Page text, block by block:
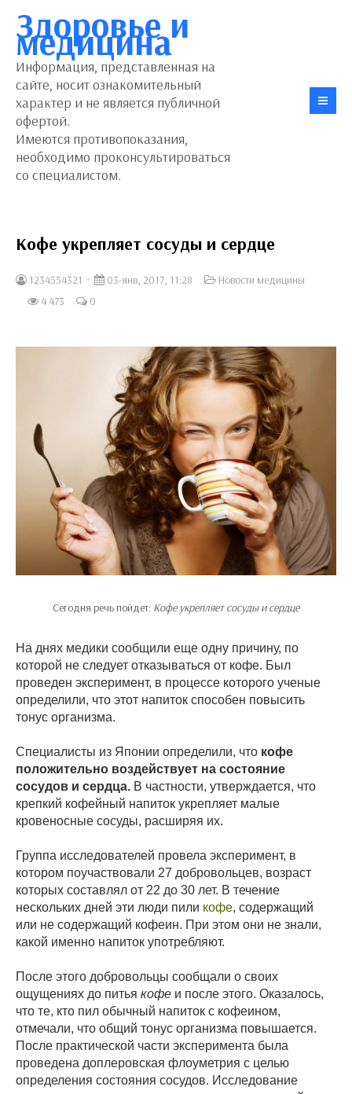
Здоровье и
медицина
Информация, представленная на
сайте, носит ознакомительный
характер и не является публичной
офертой.
Имеются противопоказания,
необходимо проконсультироваться
со специалистом.
Кофе укрепляет сосуды и сердце
1234554321 03-янв, 2017, 11:28
Новости медицины
4 473
0
Сегодня речь пойдет: Кофе укрепляет сосуды и сердце
На днях медики сообщили еще одну причину, по
которой не следует отказываться от кофе. Был
проведен эксперимент, в процессе которого ученые
определили, что этот напиток способен повысить
тонус организма.
Специалисты из Японии определили, что кофе
положительно воздействует на состояние
сосудов и сердца. В частности, утверждается, что
крепкий кофейный напиток укрепляет малые
кровеносные сосуды, расширяя их.
Группа исследователей провела эксперимент, в
котором поучаствовали 27 добровольцев, возраст
которых составлял от 22 до 30 лет. В течение
нескольких дней эти люди пили кофе, содержащий
или не содержащий кофеин. При этом они не знали,
какой именно напиток употребляют.
После этого добровольцы сообщали о своих
ощущениях до питья кофе и после этого. Оказалось,
что те, кто пил обычный напиток с кофеином,
отмечали, что общий тонус организма повышается.
После практической части эксперимента была
проведена доплеровская флоуметрия с целью
определения состояния сосудов. Исследование